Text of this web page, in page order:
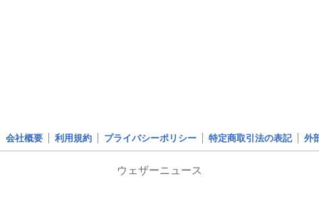
会社概要 利用規約 プライバシーポリシー 特定商取引法の表記 外
ウェザーニュース